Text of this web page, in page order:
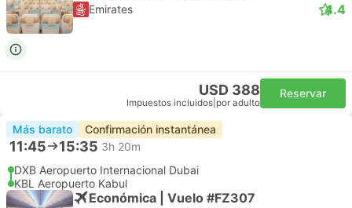
Emirates 4.4
USD 388
Impuestos incluidos por adulto
Reservar
Más barato Confirmación instantánea
11:45 15:35 3h 20m
DXB Aeropuerto Internacional Dubai
KBL Aeropuerto Kabul
Económica | Vuelo #FZ307